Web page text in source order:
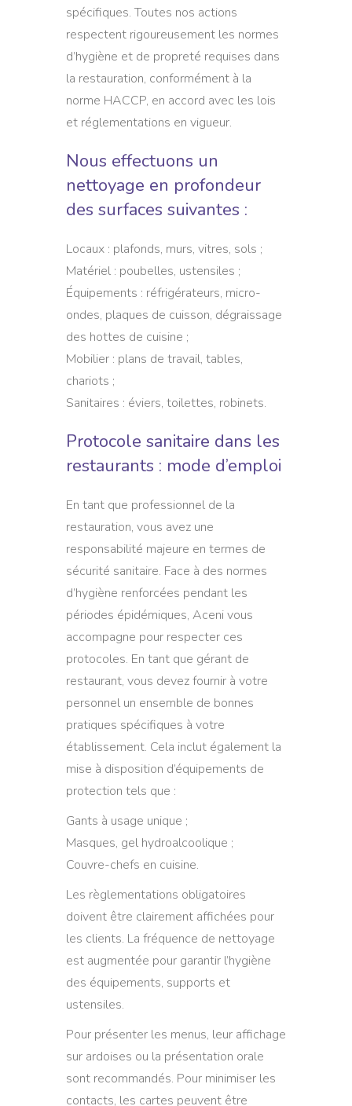
spécifiques. Toutes nos actions
respectent rigoureusement les normes
d’hygiène et de propreté requises dans
la restauration, conformément à la
norme HACCP, en accord avec les lois
et réglementations en vigueur.
Nous effectuons un
nettoyage en profondeur
des surfaces suivantes :
Locaux : plafonds, murs, vitres, sols ;
Matériel : poubelles, ustensiles ;
Équipements : réfrigérateurs, micro-
ondes, plaques de cuisson, dégraissage
des hottes de cuisine ;
Mobilier : plans de travail, tables,
chariots ;
Sanitaires : éviers, toilettes, robinets.
Protocole sanitaire dans les
restaurants : mode d’emploi
En tant que professionnel de la
restauration, vous avez une
responsabilité majeure en termes de
sécurité sanitaire. Face à des normes
d’hygiène renforcées pendant les
périodes épidémiques, Aceni vous
accompagne pour respecter ces
protocoles. En tant que gérant de
restaurant, vous devez fournir à votre
personnel un ensemble de bonnes
pratiques spécifiques à votre
établissement. Cela inclut également la
mise à disposition d’équipements de
protection tels que :
Gants à usage unique ;
Masques, gel hydroalcoolique ;
Couvre-chefs en cuisine.
Les règlementations obligatoires
doivent être clairement affichées pour
les clients. La fréquence de nettoyage
est augmentée pour garantir l’hygiène
des équipements, supports et
ustensiles.
Pour présenter les menus, leur affichage
sur ardoises ou la présentation orale
sont recommandés. Pour minimiser les
contacts, les cartes peuvent être